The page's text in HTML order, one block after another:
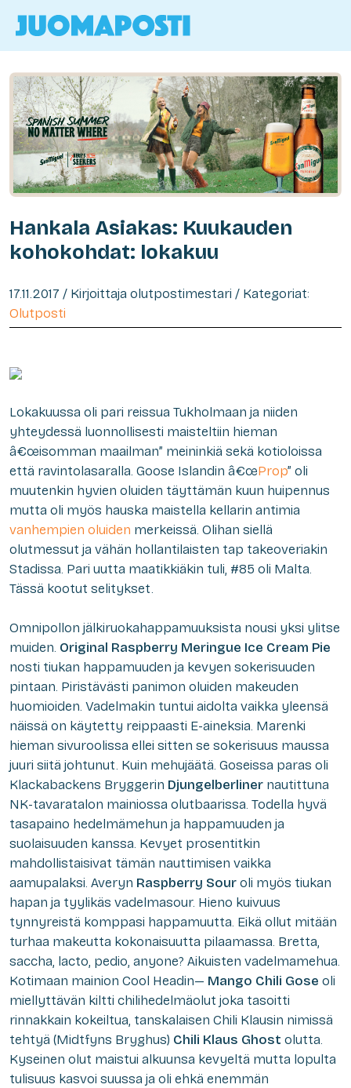
Hankala Asiakas: Kuukauden
kohokohdat: lokakuu
17.11.2017 / Kirjoittaja olutpostimestari / Kategoriat:
Olutposti
Lokakuussa oli pari reissua Tukholmaan ja niiden
yhteydessä luonnollisesti maisteltiin hieman
â€œisomman maailman” meininkiä sekä kotioloissa
että ravintolasaralla. Goose Islandin â€œProp” oli
muutenkin hyvien oluiden täyttämän kuun huipennus
mutta oli myös hauska maistella kellarin antimia
vanhempien oluiden merkeissä. Olihan siellä
olutmessut ja vähän hollantilaisten tap takeoveriakin
Stadissa. Pari uutta maatikkiäkin tuli, #85 oli Malta.
Tässä kootut selitykset.
Omnipollon jälkiruokahappamuuksista nousi yksi ylitse
muiden. Original Raspberry Meringue Ice Cream Pie
nosti tiukan happamuuden ja kevyen sokerisuuden
pintaan. Piristävästi panimon oluiden makeuden
huomioiden. Vadelmakin tuntui aidolta vaikka yleensä
näissä on käytetty reippaasti E-aineksia. Marenki
hieman sivuroolissa ellei sitten se sokerisuus maussa
juuri siitä johtunut. Kuin mehujäätä. Goseissa paras oli
Klackabackens Bryggerin Djungelberliner nautittuna
NK-tavaratalon mainiossa olutbaarissa. Todella hyvä
tasapaino hedelmämehun ja happamuuden ja
suolaisuuden kanssa. Kevyet prosentitkin
mahdollistaisivat tämän nauttimisen vaikka
aamupalaksi. Averyn Raspberry Souroli myös tiukan
hapan ja tyylikäs vadelmasour. Hieno kuivuus
tynnyreistä komppasi happamuutta. Eikä ollut mitään
turhaa makeutta kokonaisuutta pilaamassa. Bretta,
saccha, lacto, pedio, anyone? Aikuisten vadelmamehua.
Kotimaan mainion Cool Headin— Mango Chili Gose oli
miellyttävän kiltti chilihedelmäolut joka tasoitti
rinnakkain kokeiltua, tanskalaisen Chili Klausin nimissä
tehtyä (Midtfyns Bryghus) Chili Klaus Ghost olutta.
Kyseinen olut maistui alkuunsa kevyeltä mutta lopulta
tulisuus kasvoi suussa ja oli ehkä enemmän